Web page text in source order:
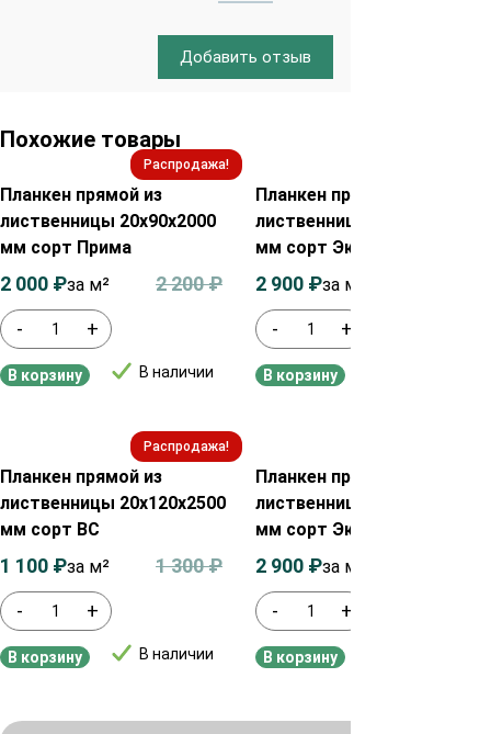
Добавить отзыв
Похожие товары
Распродажа!
Планкен прямой из
лиственницы 20х90х2000
мм сорт Прима
- +
В наличии
2 200₽
2 000 ₽за м²
В корзину
Планкен прямой из
лиственницы 20х120х2000
мм сорт Экстра
- +
2 900 ₽за м²
В корзину
Распродажа!
Планкен прямой из
лиственницы 20х120х2500
мм сорт ВС
- +
В наличии
1 300₽
1 100 ₽за м²
В корзину
Планкен прямой из
лиственницы 20х120х2500
мм сорт Экстра
- +
2 900 ₽за м²
В корзину